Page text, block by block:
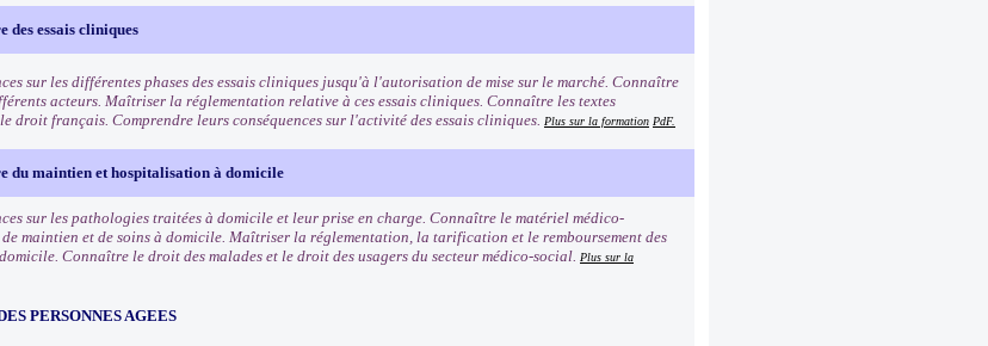
des essais cliniques
sur les différentes phases des essais cliniques jusqu'à l'autorisation de mise sur le marché. Connaître
acteurs. Maîtriser la réglementation relative à ces essais cliniques. Connaître les textes
droit français. Comprendre leurs conséquences sur l'activité des essais cliniques. Plus sur la formation PdF.
du maintien et hospitalisation à domicile
sur les pathologies traitées à domicile et leur prise en charge. Connaître le matériel médico-
maintien et de soins à domicile. Maîtriser la réglementation, la tarification et le remboursement des
Connaître le droit des malades et le droit des usagers du secteur médico-social. Plus sur la
PERSONNES AGEES